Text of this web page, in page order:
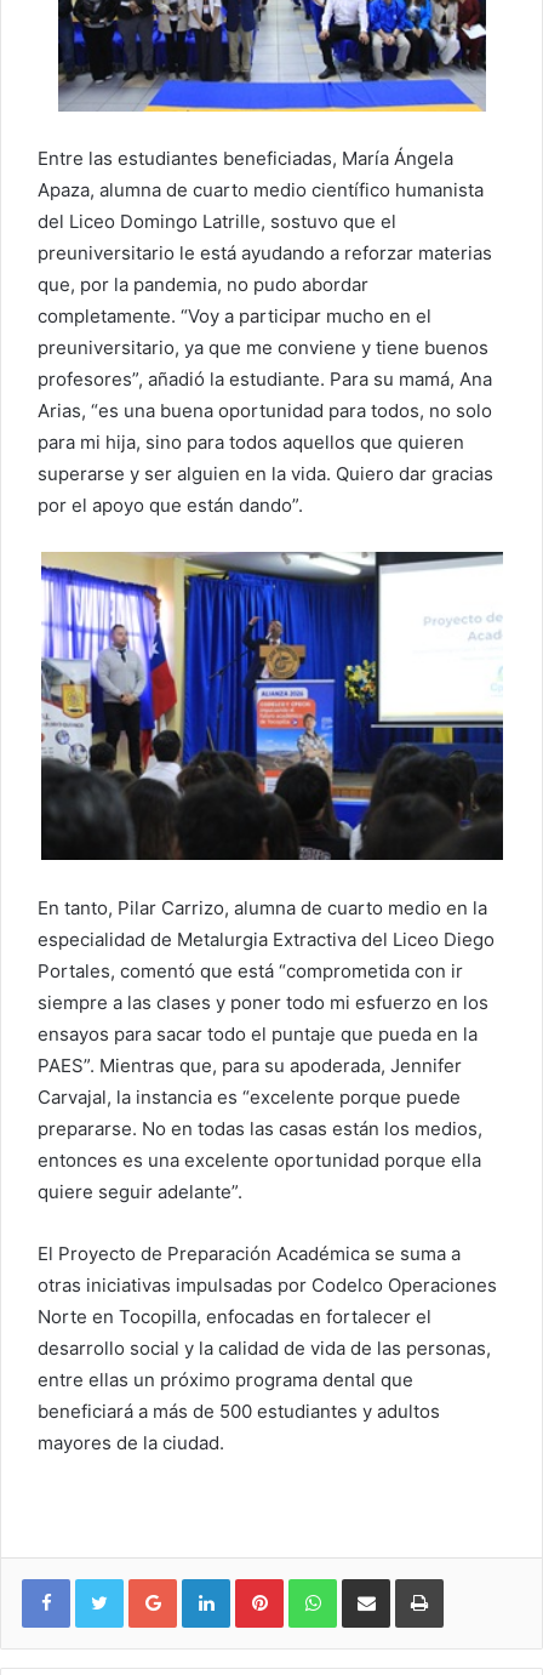
Entre las estudiantes beneficiadas, María Ángela
Apaza, alumna de cuarto medio científico humanista
del Liceo Domingo Latrille, sostuvo que el
preuniversitario le está ayudando a reforzar materias
que, por la pandemia, no pudo abordar
completamente. “Voy a participar mucho en el
preuniversitario, ya que me conviene y tiene buenos
profesores”, añadió la estudiante. Para su mamá, Ana
Arias, “es una buena oportunidad para todos, no solo
para mi hija, sino para todos aquellos que quieren
superarse y ser alguien en la vida. Quiero dar gracias
por el apoyo que están dando”.
En tanto, Pilar Carrizo, alumna de cuarto medio en la
especialidad de Metalurgia Extractiva del Liceo Diego
Portales, comentó que está “comprometida con ir
siempre a las clases y poner todo mi esfuerzo en los
ensayos para sacar todo el puntaje que pueda en la
PAES”. Mientras que, para su apoderada, Jennifer
Carvajal, la instancia es “excelente porque puede
prepararse. No en todas las casas están los medios,
entonces es una excelente oportunidad porque ella
quiere seguir adelante”.
El Proyecto de Preparación Académica se suma a
otras iniciativas impulsadas por Codelco Operaciones
Norte en Tocopilla, enfocadas en fortalecer el
desarrollo social y la calidad de vida de las personas,
entre ellas un próximo programa dental que
beneficiará a más de 500 estudiantes y adultos
mayores de la ciudad.
Google+ LinkedIn Pinterest WhatsApp